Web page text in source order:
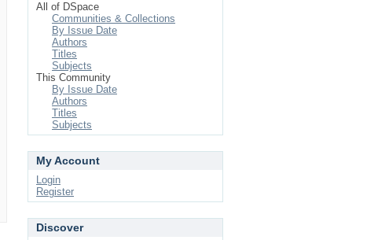
All of DSpace
Communities & Collections
By Issue Date
Authors
Titles
Subjects
This Community
By Issue Date
Authors
Titles
Subjects
My Account
Login
Register
Discover